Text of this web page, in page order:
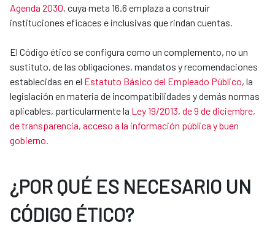
Agenda 2030, cuya meta 16.6 emplaza a construir
instituciones eficaces e inclusivas que rindan cuentas.
El Código ético se configura como un complemento, no un
sustituto, de las obligaciones, mandatos y recomendaciones
establecidas en el Estatuto Básico del Empleado Público, la
legislación en materia de incompatibilidades y demás normas
aplicables, particularmente la Ley 19/2013, de 9 de diciembre,
de transparencia, acceso a la información pública y buen
gobierno.
¿POR QUÉ ES NECESARIO UN
CÓDIGO ÉTICO?